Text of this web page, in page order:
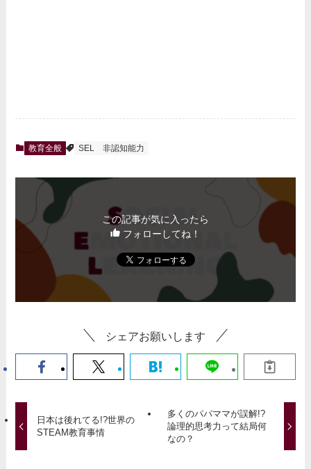
教育全般 SEL 非認知能力
この記事が気に入ったら
フォローしてね！
シェアお願いします
日本は後れてる!?世界の
STEAM教育事情
多くのパパママが誤解!?
論理的思考力って結局何
なの？